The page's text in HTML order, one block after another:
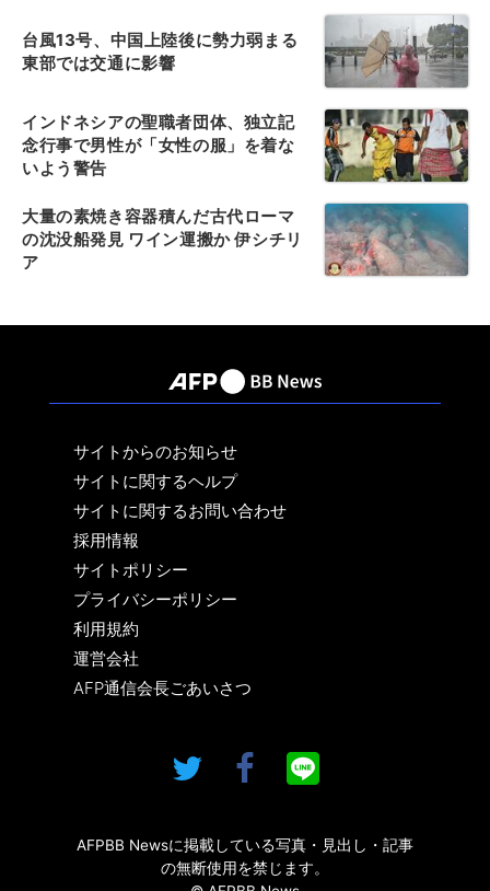
台風13号、中国上陸後に勢力弱まる
東部では交通に影響
インドネシアの聖職者団体、独立記
念行事で男性が「女性の服」を着な
いよう警告
大量の素焼き容器積んだ古代ローマ
の沈没船発見 ワイン運搬か 伊シチリ
ア
サイトからのお知らせ
サイトに関するヘルプ
サイトに関するお問い合わせ
採用情報
サイトポリシー
プライバシーポリシー
利用規約
運営会社
AFP通信会長ごあいさつ
AFPBB Newsに掲載している写真・見出し・記事
の無断使用を禁じます。